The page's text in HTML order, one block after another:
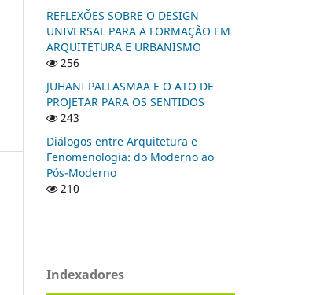
REFLEXÕES SOBRE O DESIGN
UNIVERSAL PARA A FORMAÇÃO EM
ARQUITETURA E URBANISMO
256
JUHANI PALLASMAA E O ATO DE
PROJETAR PARA OS SENTIDOS
243
Diálogos entre Arquitetura e
Fenomenologia: do Moderno ao
Pós-Moderno
210
Indexadores